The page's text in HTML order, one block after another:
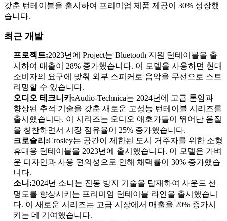
갖춘 턴테이블을 출시하여 프리미엄 제품 제공이 30% 성장했
습니다.
최근 개발
프로젝트:2023년에 Project는 Bluetooth 지원 턴테이블을 출
시하여 매출이 28% 증가했습니다. 이 모델을 사용하면 현대
소비자의 요구에 맞춰 외부 스피커로 음악을 무선으로 스트
리밍할 수 있습니다.
오디오 테크니카:Audio-Technica는 2024년에 고급 톤암과
향상된 추적 기술을 갖춘 새로운 고성능 턴테이블 시리즈를
출시했습니다. 이 시리즈는 오디오 애호가들이 뛰어난 음질
을 칭찬하면서 시장 점유율이 25% 증가했습니다.
크로슬리:Crosley는 공간이 제한된 도시 거주자를 위한 소형
휴대용 턴테이블을 2023년에 출시했습니다. 이 모델은 가벼
운 디자인과 사용 편의성으로 인해 채택률이 30% 증가했습
니다.
소니:2024년 소니는 진동 방지 기술을 탑재하여 사운드 선
명도를 향상시키는 프리미엄 턴테이블 라인을 출시했습니
다. 이 새로운 시리즈는 고급 시장에서 매출을 20% 증가시
키는 데 기여했습니다.